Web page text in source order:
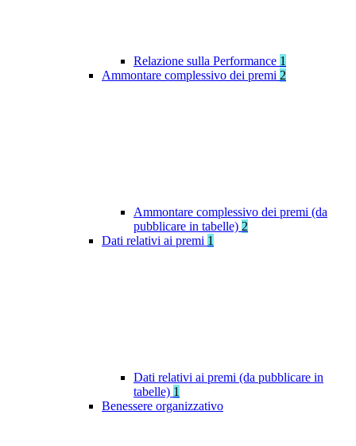
Relazione sulla Performance 1
Ammontare complessivo dei premi 2
Ammontare complessivo dei premi (da
pubblicare in tabelle) 2
Dati relativi ai premi 1
Dati relativi ai premi (da pubblicare in
tabelle) 1
Benessere organizzativo